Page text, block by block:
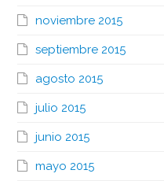
noviembre 2015
septiembre 2015
agosto 2015
julio 2015
junio 2015
mayo 2015